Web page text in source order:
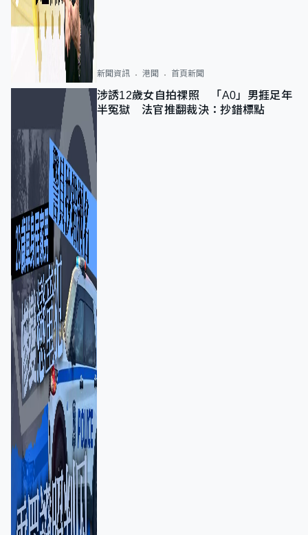
新聞資訊 港聞 首頁新聞
涉誘12歲女自拍祼照 「A0」男捱足年
半冤獄 法官推翻裁決：抄錯標點